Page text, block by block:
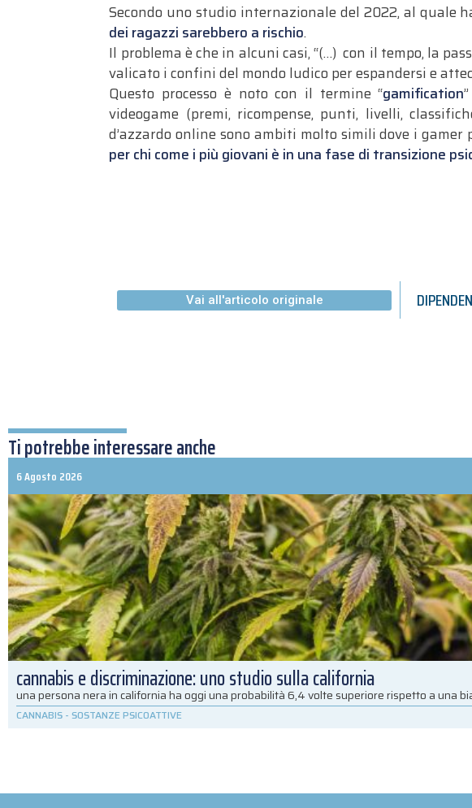
Secondo uno studio internazionale del 2022, al quale
dei ragazzi sarebbero a rischio.
Il problema è che in alcuni casi, “(…) con il tempo, la
valicato i confini del mondo ludico per espandersi e
Questo processo è noto con il termine “gamification
videogame (premi, ricompense, punti, livelli,
d’azzardo online sono ambiti molto simili dove i
per chi come i più giovani è in una fase di transizione
Vai all'articolo originale
Ti potrebbe interessare anche
6 Agosto 2026
cannabis e discriminazione: uno studio sulla california
una persona nera in california ha oggi una probabilità 6,4 volte superiore rispetto a una
CANNABIS - SOSTANZE PSICOATTIVE